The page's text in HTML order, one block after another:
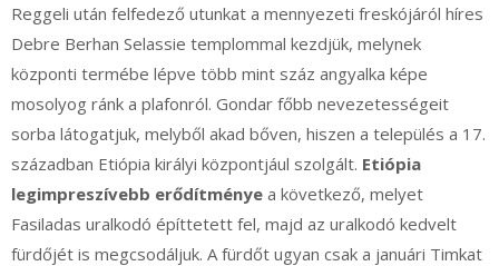
Reggeli után felfedező utunkat a mennyezeti freskójáról híres
Debre Berhan Selassie templommal kezdjük, melynek
központi termébe lépve több mint száz angyalka képe
mosolyog ránk a plafonról. Gondar főbb nevezetességeit
sorba látogatjuk, melyből akad bőven, hiszen a település a 17.
században Etiópia királyi központjául szolgált. Etiópia
legimpreszívebb erődítménye a következő, melyet
Fasiladas uralkodó építtetett fel, majd az uralkodó kedvelt
fürdőjét is megcsodáljuk. A fürdőt ugyan csak a januári Timkat